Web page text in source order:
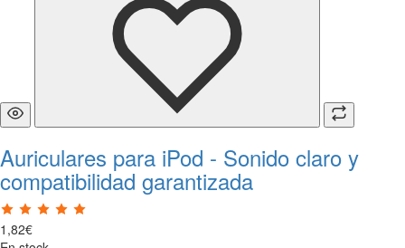
Auriculares para iPod - Sonido claro y
compatibilidad garantizada
1 ,82€